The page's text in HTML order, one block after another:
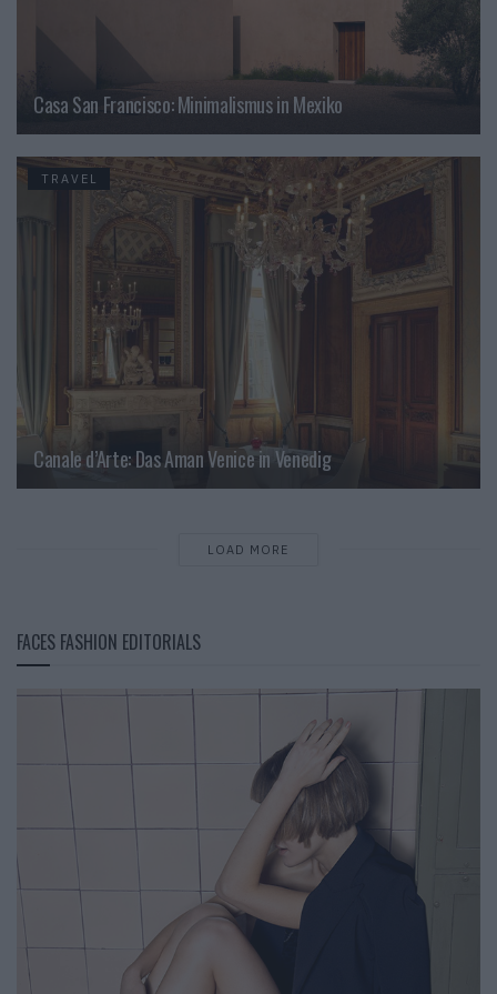
Casa San Francisco: Minimalismus in Mexiko
TRAVEL
Canale d’Arte: Das Aman Venice in Venedig
LOAD MORE
FACES FASHION EDITORIALS